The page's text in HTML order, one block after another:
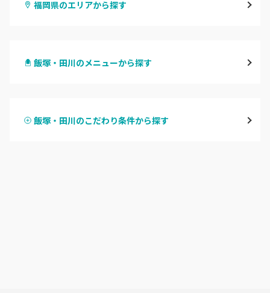
福岡県のエリアから探す
警固・赤坂・大濠
飯塚・田川のメニューから探す
ハンドスカルプ
飯塚・田川のこだわり条件から探す